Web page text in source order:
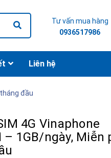
Tư vấn mua hàng
0936517986
Liên hệ
đầu
4G Vinaphone
– 1GB/ngày, Miễn